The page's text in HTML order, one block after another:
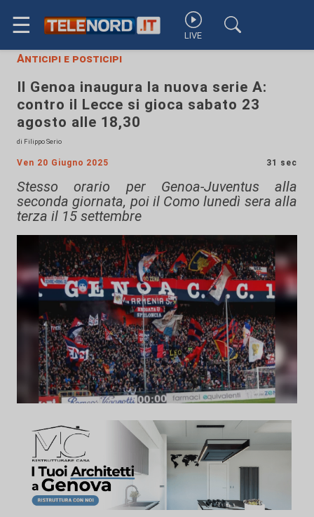
☰ LIVE
Anticipi e posticipi
Il Genoa inaugura la nuova serie A:
contro il Lecce si gioca sabato 23
agosto alle 18,30
di Filippo Serio
Ven 20 Giugno 2025 31 sec
Stesso orario per Genoa-Juventus alla
seconda giornata, poi il Como lunedì sera alla
terza il 15 settembre